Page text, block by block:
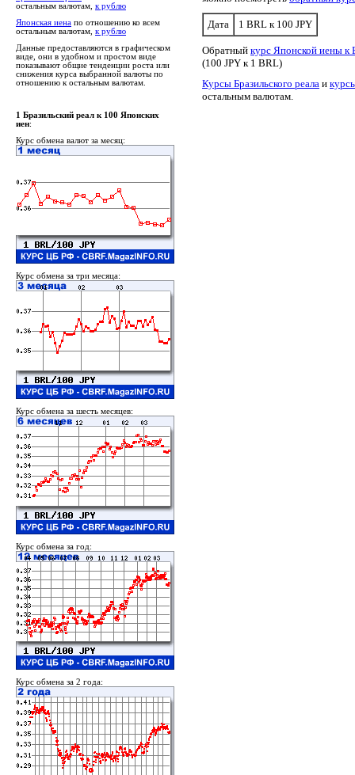
остальным валютам, к рублю
Японская иена по отношению ко всем
остальным валютам, к рублю
Данные предоставляются в графическом
виде, они в удобном и простом виде
показывают общие тенденции роста или
снижения курса выбранной валюты по
отношению к остальным валютам.
Дата 1 BRL к 100 JPY
Обратный курс Японской иены к
(100 JPY к 1 BRL)
Курсы Бразильского реала и
остальным валютам.
1 Бразильский реал к 100 Японских
иен:
Курс обмена валют за месяц:
Курс обмена за три месяца:
Курс обмена за шесть месяцев:
Курс обмена за год:
Курс обмена за 2 года: